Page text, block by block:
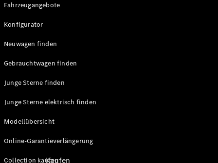
Mercedes-Benz Store
Kaufen
Fahrzeugangebote
Konfigurator
Neuwagen finden
Gebrauchtwagen finden
Junge Sterne finden
Junge Sterne elektrisch finden
Modellübersicht
Online-Garantieverlängerung
Collection kaufen